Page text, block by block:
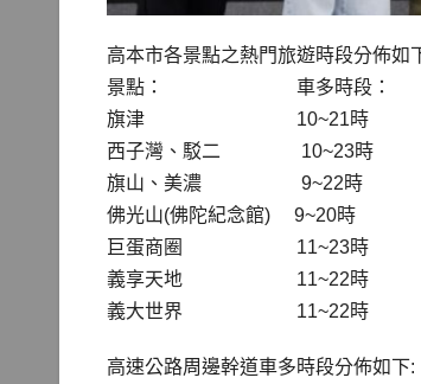
高本市各景點之熱門旅遊時段分佈如
景點： 車多時段：
旗津 10~21時
西子灣、駁二 10~23時
旗山、美濃 9~22時
佛光山(佛陀紀念館) 9~20時
巨蛋商圈 11~23時
義享天地 11~22時
義大世界 11~22時
高速公路周邊幹道車多時段分佈如下: